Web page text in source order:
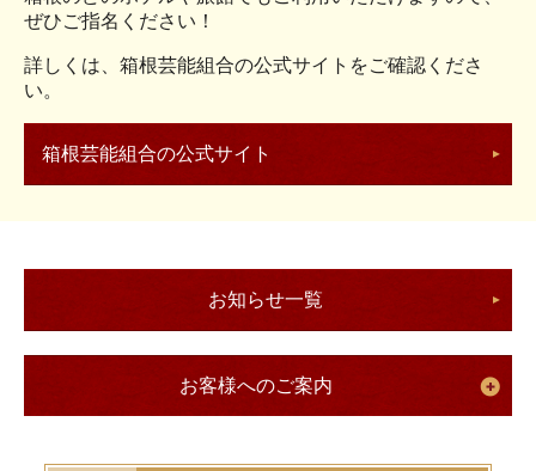
ぜひご指名ください！
詳しくは、箱根芸能組合の公式サイトをご確認くださ
い。
箱根芸能組合の公式サイト
お知らせ一覧
お客様へのご案内